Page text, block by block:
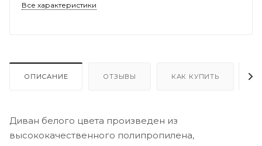
Все характеристики
ОПИСАНИЕ ОТЗЫВЫ КАК КУПИТЬ
Диван белого цвета произведен из
высококачественного полипропилена,